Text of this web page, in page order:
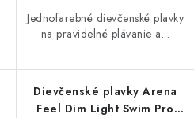
Jednofarebné dievčenské plavky
na pravidelné plávanie a...
Dievčenské plavky Arena
Feel Dim Light Swim Pro